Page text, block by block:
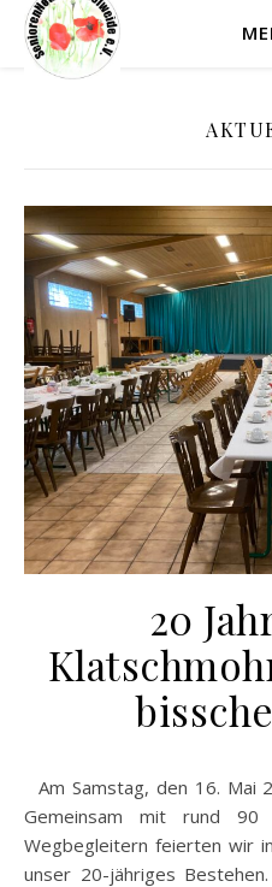
20
Am Samstag, den 16. Mai 2026, war es endlich so weit:
Gemeinsam mit rund 90
Wegbegleitern feierten wir
unser 20-jähriges